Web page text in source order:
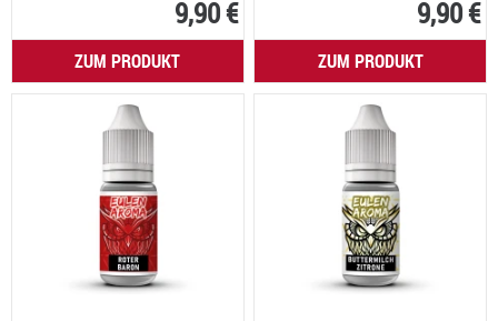
9,90 €
ZUM PRODUKT
9,90 €
ZUM PRODUKT